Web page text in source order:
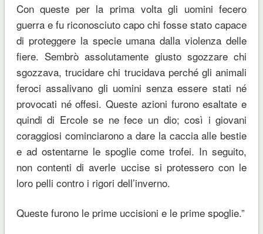
Con queste per la prima volta gli uomini fecero
guerra e fu riconosciuto capo chi fosse stato capace
di proteggere la specie umana dalla violenza delle
fiere. Sembrò assolutamente giusto sgozzare chi
sgozzava, trucidare chi trucidava perché gli animali
feroci assalivano gli uomini senza essere stati né
provocati né offesi. Queste azioni furono esaltate e
quindi di Ercole se ne fece un dio; così i giovani
coraggiosi cominciarono a dare la caccia alle bestie
e ad ostentarne le spoglie come trofei. In seguito,
non contenti di averle uccise si protessero con le
loro pelli contro i rigori dell’inverno.
Queste furono le prime uccisioni e le prime spoglie.”